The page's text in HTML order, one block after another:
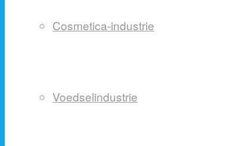
Cosmetica-industrie
Voedselindustrie